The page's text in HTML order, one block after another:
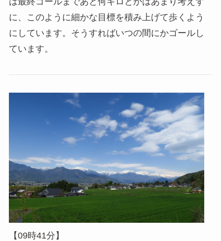
に、このように細かな目標を積み上げて歩くよう
にしています。そうすればいつの間にかゴールし
ています。
【09時41分】